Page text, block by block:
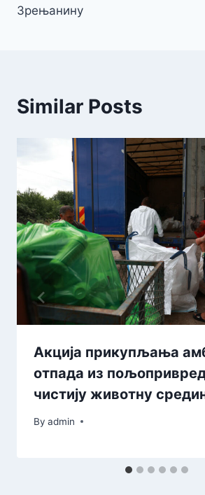
Зрењанину
Similar Posts
Акција прикупљања
отпада из
чистију животну
By admin